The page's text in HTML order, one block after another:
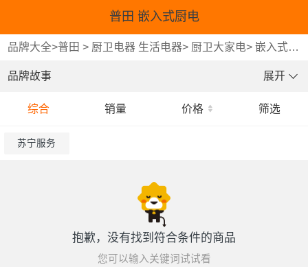
普田 嵌入式厨电
品牌大全>普田 > 厨卫电器 生活电器> 厨卫大家电>嵌入式厨电
品牌故事 展开
综合 销量 价格 筛选
苏宁服务
抱歉，没有找到符合条件的商品
您可以输入关键词试试看